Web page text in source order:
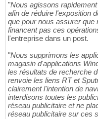
"Nous agissons
afin de réduire l'exposition
que pour nous assurer
financent pas ces
l'entreprise dans un post.
"Nous supprimons les
magasin d'applications
les résultats de recherche
renvoie les liens RT et
clairement l'intention de
interdisons toutes les
réseau publicitaire et ne
réseau publicitaire sur ces